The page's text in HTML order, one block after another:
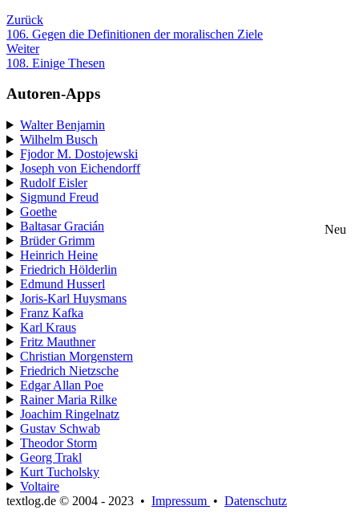
Zurück
106. Gegen die Definitionen der moralischen Ziele
Weiter
108. Einige Thesen
Autoren-Apps
Walter Benjamin
Wilhelm Busch
Fjodor M. Dostojewski
Joseph von Eichendorff
Rudolf Eisler
Sigmund Freud
Goethe
Baltasar Gracián
Neu
Brüder Grimm
Heinrich Heine
Friedrich Hölderlin
Edmund Husserl
Joris-Karl Huysmans
Franz Kafka
Karl Kraus
Fritz Mauthner
Christian Morgenstern
Friedrich Nietzsche
Edgar Allan Poe
Rainer Maria Rilke
Joachim Ringelnatz
Gustav Schwab
Theodor Storm
Georg Trakl
Kurt Tucholsky
Voltaire
textlog.de © 2004 - 2023 • Impressum • Datenschutz